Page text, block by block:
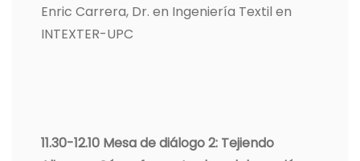
Enric Carrera, Dr. en Ingeniería Textil en
INTEXTER-UPC
11.30-12.10 Mesa de diálogo 2: Tejiendo